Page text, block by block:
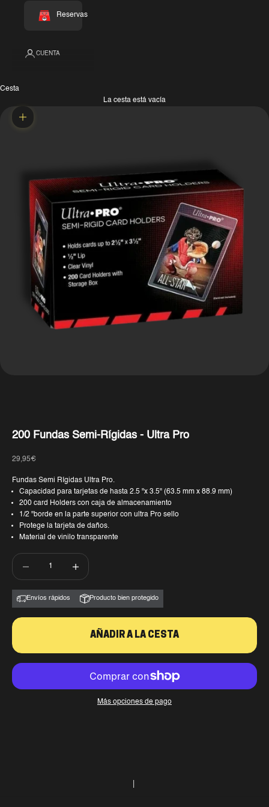
Reservas
CUENTA
Cesta
La cesta está vacía
Zoom
200 Fundas Semi-Rígidas - Ultra Pro
Precio de oferta
29,95€
Fundas Semi Rígidas Ultra Pro.
Capacidad para tarjetas de hasta 2.5 "x 3.5" (63.5 mm x 88.9 mm)
200 card Holders con caja de almacenamiento
1/2 "borde en la parte superior con ultra Pro sello
Protege la tarjeta de daños.
Material de vinilo transparente
Reducir cantidadReducir cantidad
Envíos rápidos Producto bien protegido
AÑADIR A LA CESTA
Más opciones de pago